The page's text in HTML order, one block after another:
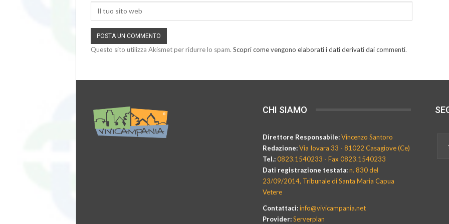
Questo sito utilizza Akismet per ridurre lo spam. Scopri come vengono elaborati i dati derivati dai commenti.
CHI SIAMO
Direttore Responsabile:Vincenzo Santoro
Redazione:Via Iovara 33 - 81022 Casagiove (Ce)
Tel.:0823.1540233 - Fax 0823.1540233
Dati registrazione testata:n. 830 del
23/09/2014, Tribunale di Santa Maria Capua
Vetere
Contattaci: info@vivicampania.net
Provider:Serverplan